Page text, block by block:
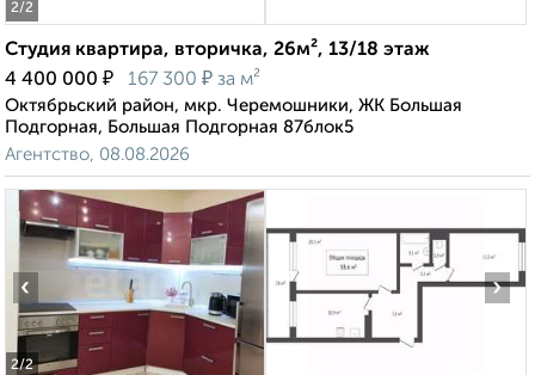
2/2
Студия квартира, вторичка, 26м², 13/18 этаж
4 400 000 ₽ 167 300 ₽ за м²
Октябрьский район, мкр. Черемошники, ЖК Большая
Подгорная, Большая Подгорная 87блок5
Агентство, 08.08.2026
2/2
‹ ›